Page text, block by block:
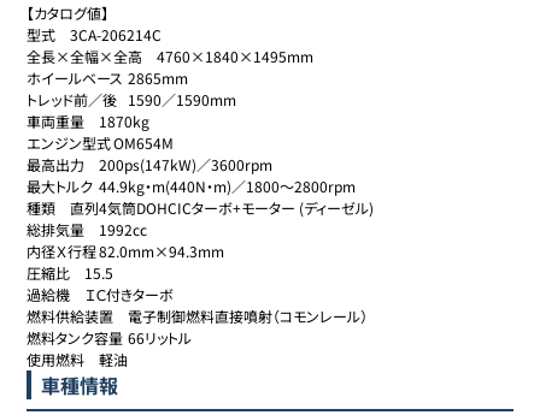
【カタログ値】
型式	3CA-206214C
全長×全幅×全高	4760×1840×1495mm
ホイールベース	2865mm
トレッド前／後	1590／1590mm
車両重量	1870kg
エンジン型式	OM654M
最高出力	200ps(147kW)／3600rpm
最大トルク	44.9kg・m(440N・m)／1800～2800rpm
種類	直列4気筒DOHCICターボ+モーター (ディーゼル)
総排気量	1992cc
内径Ｘ行程	82.0mm×94.3mm
圧縮比	15.5
過給機	ＩＣ付きターボ
燃料供給装置	電子制御燃料直接噴射（コモンレール）
燃料タンク容量	66リットル
使用燃料	軽油
車種情報